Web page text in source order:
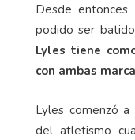
Desde
podido ser
Lyles tiene
con ambas
Lyles comenzó
del atletismo